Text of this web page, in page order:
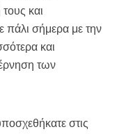
και
πάλι σήμερα με την
και
των
στις